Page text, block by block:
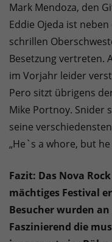
Mark Mendoza, den
Eddie Ojeda ist
schrillen
Besetzung vertreten.
im Vorjahr leider
Pero sitzt übrigens
Mike Portnoy. Snider
seine
„He`s a whore, but
Fazit: Das Nova
mächtiges Festival
Besucher wurden
Faszinierend die